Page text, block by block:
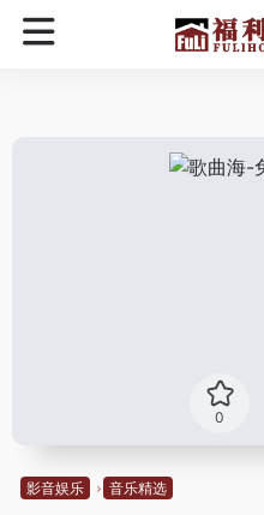
0
影音娱乐 音乐精选